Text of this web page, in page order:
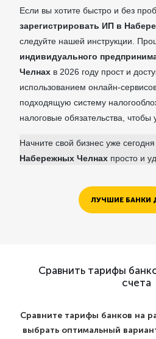
Если вы хотите быстро и без
зарегистрировать ИП в
следуйте нашей инструкции.
индивидуального
Челнах в 2026 году прост и
использованием онлайн-
подходящую систему
налоговые обязательства, чтобы
Начните свой бизнес уже
Набережных Челнах просто и
ЛУЧШИЕ БАНКИ
Сравнить тарифы
счета
Сравните тарифы банков на
выбрать оптимальный